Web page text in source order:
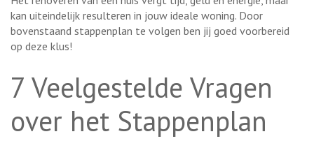
kan uiteindelijk resulteren in jouw ideale woning. Door
bovenstaand stappenplan te volgen ben jij goed voorbereid
op deze klus!
7 Veelgestelde Vragen
over het Stappenplan